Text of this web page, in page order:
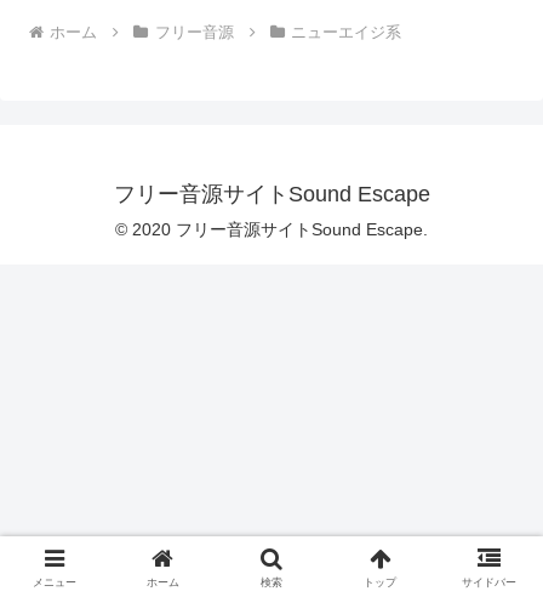
ホーム フリー音源 ニューエイジ系
フリー音源サイトSound Escape
© 2020 フリー音源サイトSound Escape.
メニュー ホーム 検索 トップ サイドバー